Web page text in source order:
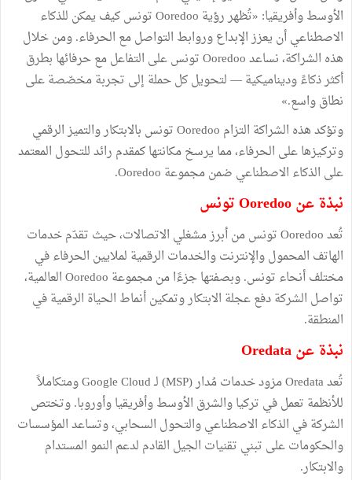
الأوسط وأفريقيا: «تُظهر رؤية Ooredoo تونس كيف يمكن للذكاء
الاصطناعي أن يعزز الإبداع وروابط التواصل مع الحرفاء. ومن خلال
هذه الشراكة، نساعد Ooredoo تونس على التفاعل مع حرفائها بطرق
أكثر ذكاءً وديناميكية — لتحويل كل حملة إلى تجربة مخصّصة على
نطاق واسع.»
وتؤكد هذه الشراكة التزام Ooredoo تونس بالابتكار والتميز الرقمي
وتركيزها على الحرفاء، مما يرسخ مكانتها كمقدم رائد للتحول المعتمد
على الذكاء الاصطناعي ضمن مجموعة Ooredoo.
نبذة عن Ooredoo تونس
تُعد Ooredoo تونس من أبرز مشغلي الاتصالات، حيث تقدّم خدمات
الهاتف المحمول والإنترنت والخدمات الرقمية لملايين الحرفاء في
مختلف أنحاء تونس. وبصفتها جزءًا من مجموعة Ooredoo العالمية،
تواصل الشركة دفع عجلة الابتكار وتمكين أنماط الحياة الرقمية في
المنطقة.
نبذة عن Oredata
تُعد Oredata مزود خدمات مُدار (MSP) لـ Google Cloud ومتكاملاً
للأنظمة تعمل في تركيا والشرق الأوسط وأفريقيا وأوروبا. وتختص
الشركة في الذكاء الاصطناعي والتحول السحابي، وتساعد المؤسسات
والحكومات على تبني تقنيات الجيل القادم لدعم النمو المستدام
والابتكار.